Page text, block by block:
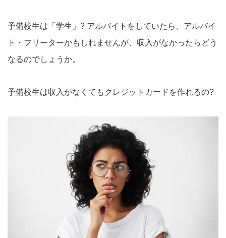
予備校生は「学生」? アルバイトをしていたら、アルバイ
ト・フリーターかもしれませんが、収入がなかったらどう
なるのでしょうか。
予備校生は収入がなくてもクレジットカードを作れるの?